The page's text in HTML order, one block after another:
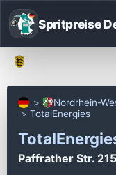
Spritpreise
Nordrhein-
TotalEnergies
Paffrather Str.